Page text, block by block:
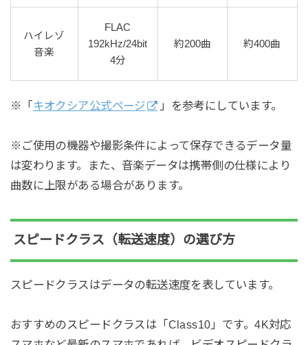
ハイレゾ
音楽
FLAC
192kHz/24bit
4分
約200曲 約400曲
※「キオクシア公式ページ 」を参考にしています。
※ご使用の機器や撮影条件によって保存できるデータ量
は変わります。また、音楽データは携帯側の仕様により
曲数に上限がある場合があります。
スピードクラス（転送速度）の選び方
スピードクラスはデータの転送速度を表しています。
おすすめのスピードクラスは「Class10」です。4K対応